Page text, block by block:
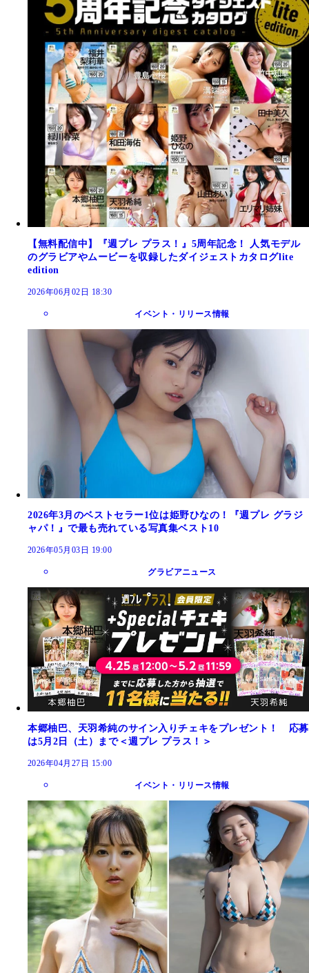
【無料配信中】『週プレ プラス！』5周年記念！ 人気モデル
のグラビアやムービーを収録したダイジェストカタログlite
edition
2026年06月02日 18:30
イベント・リリース情報
2026年3月のベストセラー1位は姫野ひなの！『週プレ グラジ
ャパ！』で最も売れている写真集ベスト10
2026年05月03日 19:00
グラビアニュース
本郷柚巴、天羽希純のサイン入りチェキをプレゼント！ 応募
は5月2日（土）まで＜週プレ プラス！＞
2026年04月27日 15:00
イベント・リリース情報